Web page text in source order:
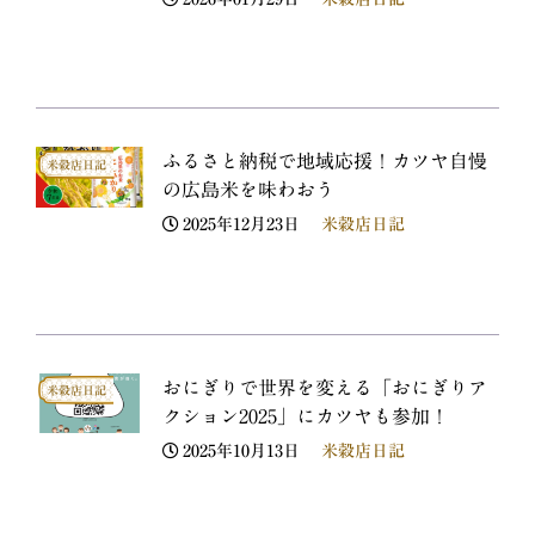
米穀店日記
ふるさと納税で地域応援！カツヤ自慢
の広島米を味わおう
2025年12月23日 米穀店日記
米穀店日記
おにぎりで世界を変える「おにぎりア
クション2025」にカツヤも参加！
2025年10月13日 米穀店日記